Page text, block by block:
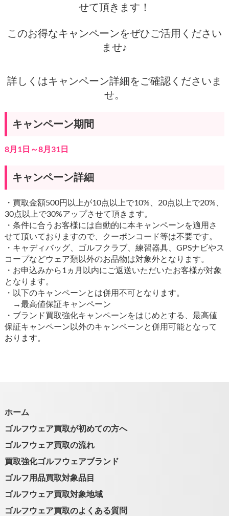
せて頂きます！
このお得なキャンペーンをぜひご活用ください
ませ♪
詳しくはキャンペーン詳細をご確認くださいま
せ。
キャンペーン期間
8月1日～8月31日
キャンペーン詳細
・買取金額500円以上が10点以上で10%、20点以上で20%、
30点以上で30%アップさせて頂きます。
・条件に合うお客様には自動的に本キャンペーンを適用さ
せて頂いておりますので、クーポンコード等は不要です。
・キャディバッグ、ゴルフクラブ、練習器具、GPSナビやス
コープなどウェア類以外のお品物は対象外となります。
・お申込みから1ヵ月以内にご返送いただいたお客様が対象
となります。
・以下のキャンペーンとは併用不可となります。
→最高値保証キャンペーン
・ブランド買取強化キャンペーンをはじめとする、最高値
保証キャンペーン以外のキャンペーンと併用可能となって
おります。
ホーム
ゴルフウェア買取が初めての方へ
ゴルフウェア買取の流れ
買取強化ゴルフウェアブランド
ゴルフ用品買取対象品目
ゴルフウェア買取対象地域
ゴルフウェア買取のよくある質問